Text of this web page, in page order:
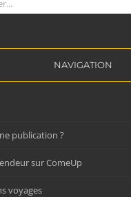
NAVIGATION
publication ?
sur ComeUp
voyages